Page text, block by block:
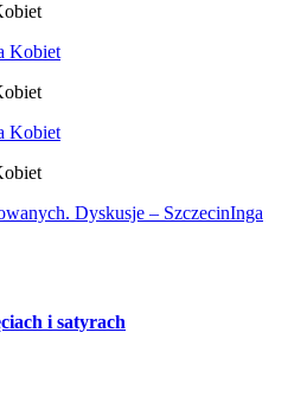
Dyskusje – SzczecinInga
i satyrach